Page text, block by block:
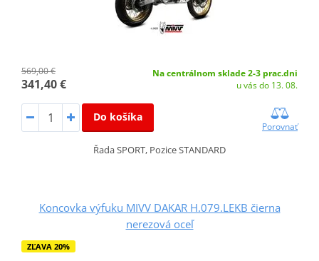
569,00 €
341,40 €
Na centrálnom sklade 2-3 prac.dni
u vás do 13. 08.
Do košíka
Porovnať
Řada SPORT, Pozice STANDARD
Koncovka výfuku MIVV DAKAR H.079.LEKB čierna
nerezová oceľ
ZĽAVA 20%